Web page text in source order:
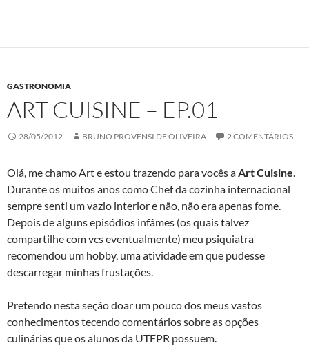
GASTRONOMIA
ART CUISINE – EP.01
28/05/2012 BRUNO PROVENSI DE OLIVEIRA 2 COMENTÁRIOS
Olá, me chamo Art e estou trazendo para vocês aArt Cuisine.
Durante os muitos anos como Chef da cozinha internacional
sempre senti um vazio interior e não, não era apenas fome.
Depois de alguns episódios infâmes (os quais talvez
compartilhe com vcs eventualmente) meu psiquiatra
recomendou um hobby, uma atividade em que pudesse
descarregar minhas frustações.
Pretendo nesta seção doar um pouco dos meus vastos
conhecimentos tecendo comentários sobre as opções
culinárias que os alunos da UTFPR possuem.